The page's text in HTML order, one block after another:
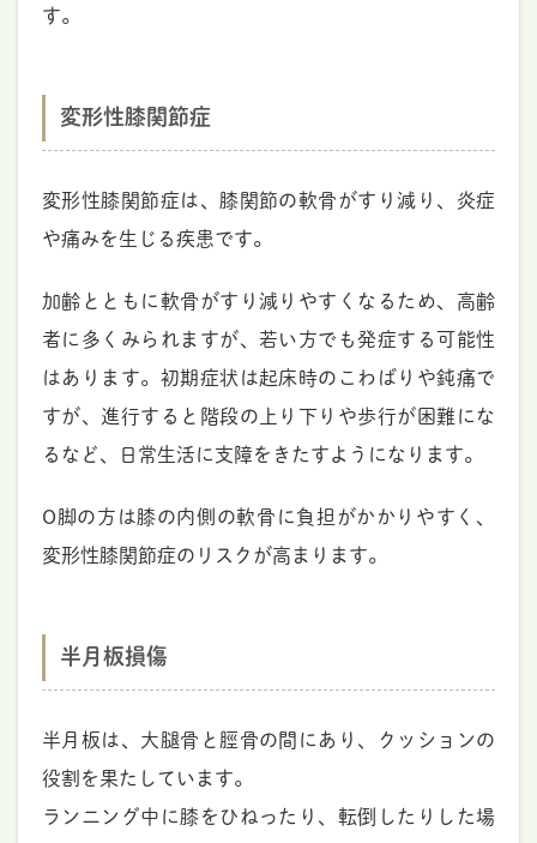
す。
変形性膝関節症
変形性膝関節症は、膝関節の軟骨がすり減り、炎症
や痛みを生じる疾患です。
加齢とともに軟骨がすり減りやすくなるため、高齢
者に多くみられますが、若い方でも発症する可能性
はあります。初期症状は起床時のこわばりや鈍痛で
すが、進行すると階段の上り下りや歩行が困難にな
るなど、日常生活に支障をきたすようになります。
O脚の方は膝の内側の軟骨に負担がかかりやすく、
変形性膝関節症のリスクが高まります。
半月板損傷
半月板は、大腿骨と脛骨の間にあり、クッションの
役割を果たしています。
ランニング中に膝をひねったり、転倒したりした場